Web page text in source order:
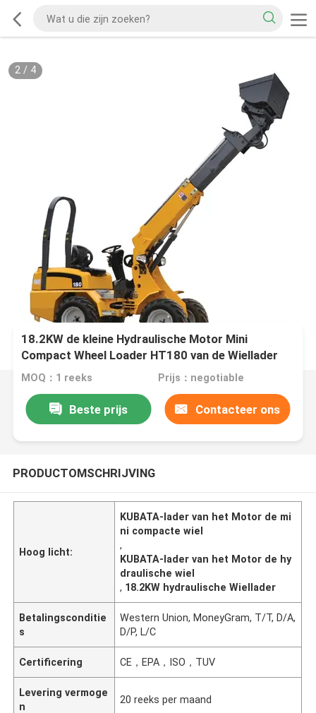
2/ 4
18.2KW de kleine Hydraulische Motor Mini
Compact Wheel Loader HT180 van de Wiellader
KUBATA
MOQ：1 reeks Prijs：negotiable
Beste prijs Contacteer ons
PRODUCTOMSCHRIJVING
Hoog licht:
KUBATA-lader van het Motor de mi
ni compacte wiel
,
KUBATA-lader van het Motor de hy
draulische wiel
, 18.2KW hydraulische Wiellader
Betalingsconditie
s
Western Union, MoneyGram, T/T, D/A,
D/P, L/C
Certificering CE，EPA，ISO，TUV
Levering vermoge
n
20 reeks per maand